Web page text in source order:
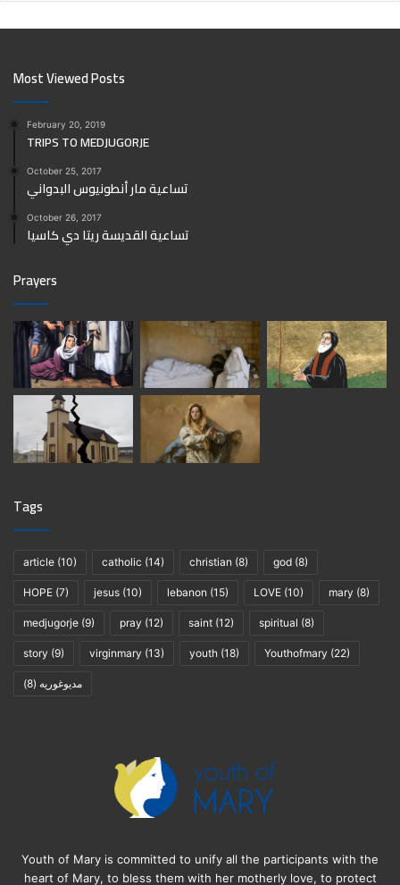
Most Viewed Posts
February 20, 2019
TRIPS TO MEDJUGORJE
October 25, 2017
تساعية مار أنطونيوس البدواني
October 26, 2017
تساعية القديسة ريتا دي كاسيا
Prayers
Tags
article (10) catholic (14) christian (8) god (8)
HOPE (7) jesus (10) lebanon (15) LOVE (10) mary (8)
medjugorje (9) pray (12) saint (12) spiritual (8)
story (9) virginmary (13) youth (18) Youthofmary (22)
مديوغوريه (8)
Youth of Mary is committed to unify all the participants with the
heart of Mary, to bless them with her motherly love, to protect